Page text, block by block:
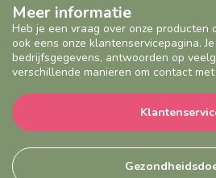
Meer informatie
Heb je een vraag over onze producten
ook eens onze klantenservicepagina.
bedrijfsgegevens, antwoorden op
verschillende manieren om contact